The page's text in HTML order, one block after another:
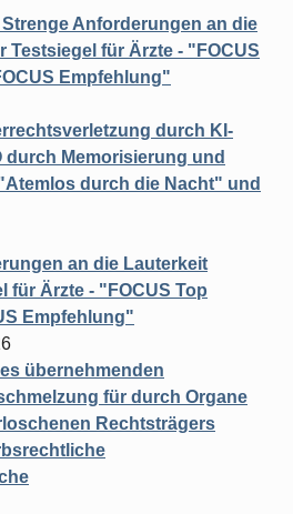
Anforderungen an die
Testsiegel für Ärzte - "FOCUS
Empfehlung"
durch KI-
durch Memorisierung und
durch die Nacht" und
an die Lauterkeit
für Ärzte - "FOCUS Top
Empfehlung"
übernehmenden
für durch Organe
Rechtsträgers